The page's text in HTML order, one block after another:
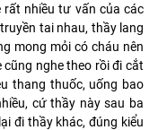
rất nhiều tư vấn của các
tai nhau, thầy lang
mong mỏi có cháu nên
nghe theo rồi đi cắt
thang thuốc, uống bao
cứ thầy này sau ba
đi thầy khác, đúng kiểu